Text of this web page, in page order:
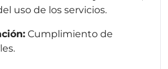
uso de los servicios.
Cumplimiento de